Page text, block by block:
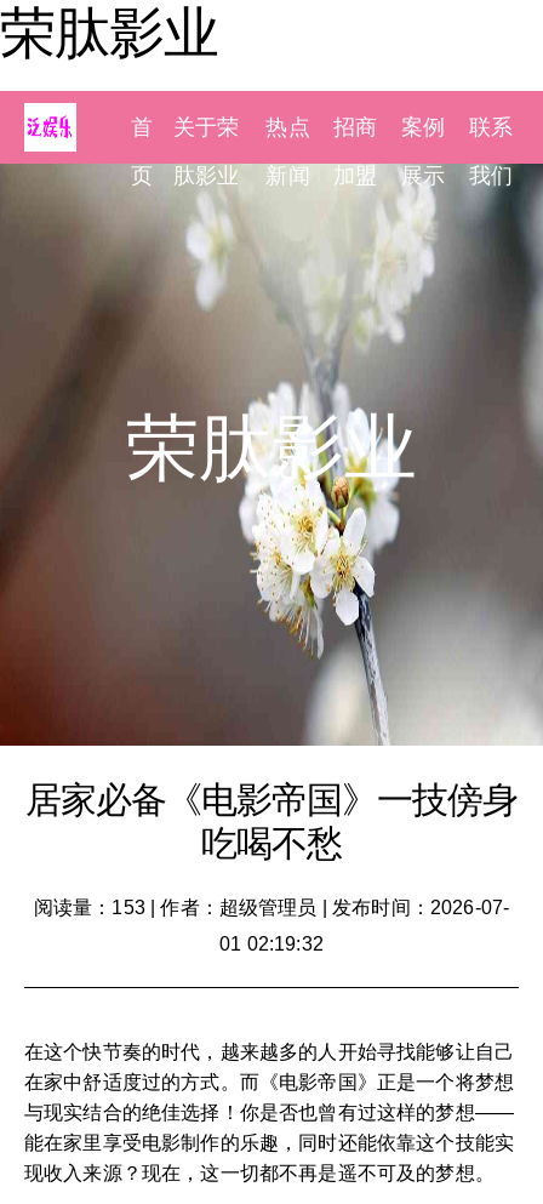
荣肽影业
首
页
关于荣
肽影业
热点
新闻
招商
加盟
案例
展示
联系
我们
荣肽影业
居家必备《电影帝国》一技傍身
吃喝不愁
阅读量：153|作者：超级管理员
发布时间：2026-07-
01 02:19:32
在这个快节奏的时代，越来越多的人开始寻找能够让自己
在家中舒适度过的方式。而《电影帝国》正是一个将梦想
与现实结合的绝佳选择！你是否也曾有过这样的梦想——
能在家里享受电影制作的乐趣，同时还能依靠这个技能实
现收入来源？现在，这一切都不再是遥不可及的梦想。